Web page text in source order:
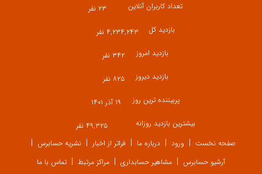
تعداد کاربران آنلاین
۲۳ نفر
بازدید کل
۴,۲۳۴,۲۴۳ نفر
بازدید امروز
۳۴۲ نفر
بازدید دیروز
۸۲۵ نفر
پربیننده ترین روز
۱۹ آذر ۱۴۰۱
بیشترین بازدید روزانه
۴۹,۳۲۵ نفر
صفحه نخست
ورود درباره ما فراتر از اخبار
نشریه حسابرس
آرشیو حسابرس
مشاهیر حسابداری مراکز مرتبط تماس با ما